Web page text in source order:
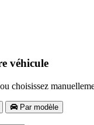
véhicule
choisissez
Par modèle